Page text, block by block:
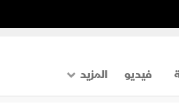
فيديو
المزيد